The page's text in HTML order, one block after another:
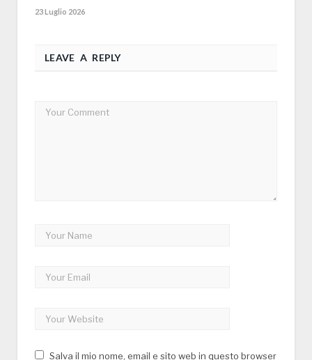
23 Luglio 2026
LEAVE A REPLY
Salva il mio nome, email e sito web in questo browser